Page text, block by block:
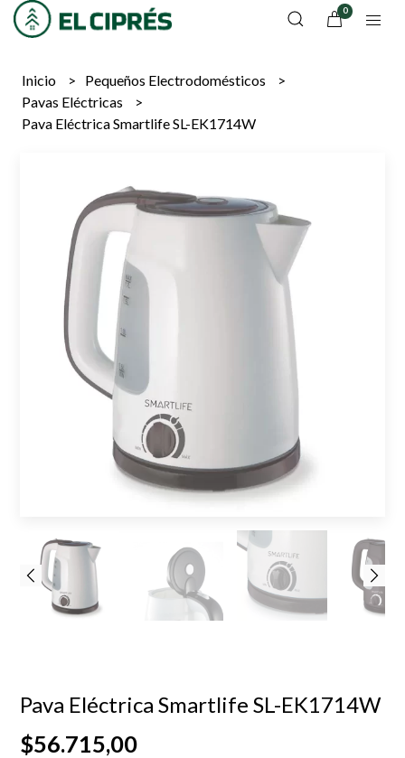
0
Inicio
Pequeños Electrodomésticos
Pavas Eléctricas
Pava Eléctrica Smartlife SL-EK1714W
Pava Eléctrica Smartlife SL-EK1714W
$56.715,00